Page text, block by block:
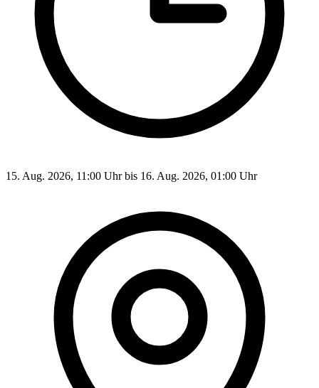
15. Aug. 2026, 11:00 Uhr bis 16. Aug. 2026, 01:00 Uhr